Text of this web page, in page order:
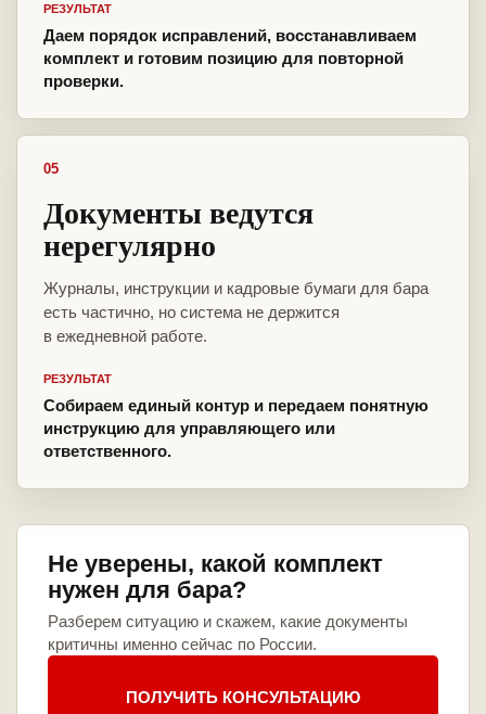
РЕЗУЛЬТАТ
Даем порядок исправлений, восстанавливаем
комплект и готовим позицию для повторной
проверки.
05
Документы ведутся
нерегулярно
Журналы, инструкции и кадровые бумаги для бара
есть частично, но система не держится
в ежедневной работе.
РЕЗУЛЬТАТ
Собираем единый контур и передаем понятную
инструкцию для управляющего или
ответственного.
Не уверены, какой комплект
нужен для бара?
Разберем ситуацию и скажем, какие документы
критичны именно сейчас по России.
ПОЛУЧИТЬ КОНСУЛЬТАЦИЮ